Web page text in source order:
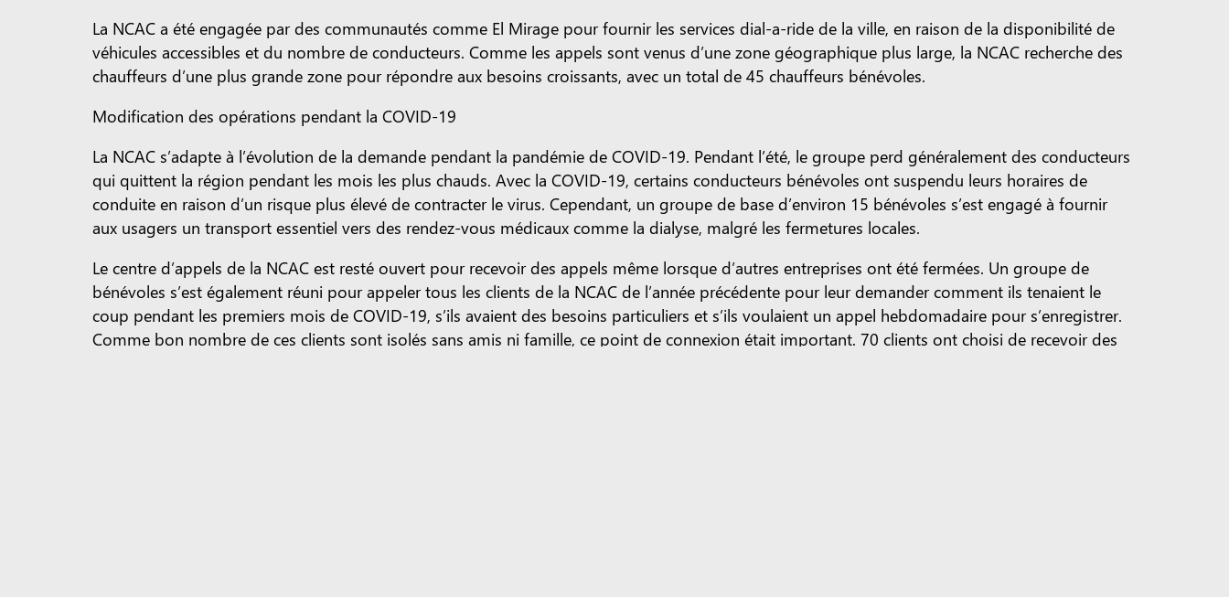
La NCAC a été engagée par des communautés comme El Mirage pour fournir les services dial-a-ride de la ville, en raison de la disponibilité de
véhicules accessibles et du nombre de conducteurs. Comme les appels sont venus d’une zone géographique plus large, la NCAC recherche des
chauffeurs d’une plus grande zone pour répondre aux besoins croissants, avec un total de 45 chauffeurs bénévoles.
Modification des opérations pendant la COVID-19
La NCAC s’adapte à l’évolution de la demande pendant la pandémie de COVID-19. Pendant l’été, le groupe perd généralement des conducteurs
qui quittent la région pendant les mois les plus chauds. Avec la COVID-19, certains conducteurs bénévoles ont suspendu leurs horaires de
conduite en raison d’un risque plus élevé de contracter le virus. Cependant, un groupe de base d’environ 15 bénévoles s’est engagé à fournir
aux usagers un transport essentiel vers des rendez-vous médicaux comme la dialyse, malgré les fermetures locales.
Le centre d’appels de la NCAC est resté ouvert pour recevoir des appels même lorsque d’autres entreprises ont été fermées. Un groupe de
bénévoles s’est également réuni pour appeler tous les clients de la NCAC de l’année précédente pour leur demander comment ils tenaient le
coup pendant les premiers mois de COVID-19, s’ils avaient des besoins particuliers et s’ils voulaient un appel hebdomadaire pour s’enregistrer.
Comme bon nombre de ces clients sont isolés sans amis ni famille, ce point de connexion était important. 70 clients ont choisi de recevoir des